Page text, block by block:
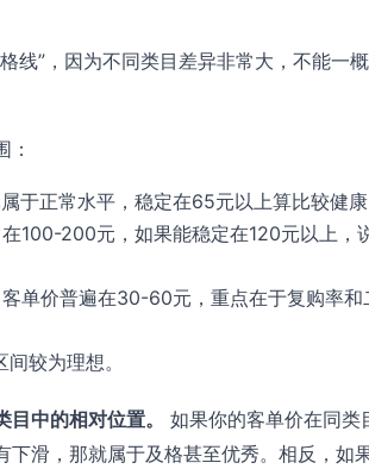
线”，因为不同类目差异非常大，不能一
于正常水平，稳定在65元以上算比较健康
100-200元，如果能稳定在120元以上，
单价普遍在30-60元，重点在于复购率和
较为理想。
中的相对位置。
如果你的客单价在同类
下滑，那就属于及格甚至优秀。相反，如